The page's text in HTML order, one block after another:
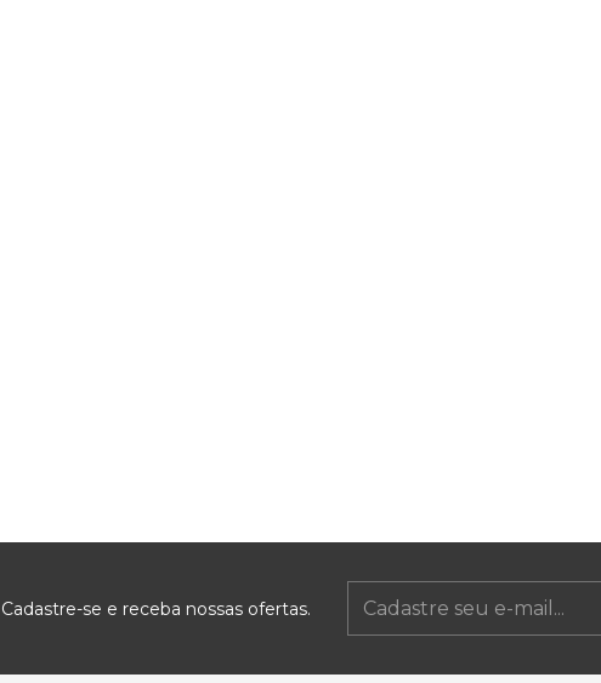
Cadastre-se e receba nossas ofertas.